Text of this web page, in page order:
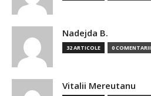
Nadejda B.
32 ARTICOLE 0 COMENTARII
Vitalii Mereutanu